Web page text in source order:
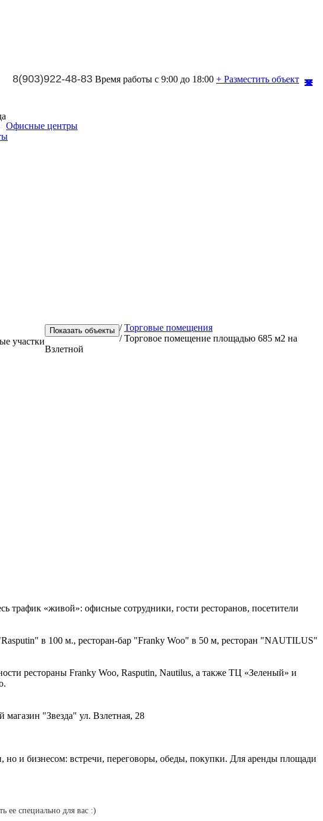
8(903)922-48-83 Время работы с 9:00 до 18:00 + Разместить объект
Офисные центры
участки
/ Торговые помещения
/ Торговое помещение площадью 685 м2 на
Взлетной
«живой»: офисные сотрудники, гости ресторанов, посетители
в 100 м., ресторан-бар "Franky Woo" в 50 м, ресторан "NAUTILUS"
рестораны Franky Woo, Rasputin, Nautilus, а также ТЦ «Зеленый» и
"Звезда" ул. Взлетная, 28
но и бизнесом: встречи, переговоры, обеды, покупки. Для аренды площади
ее специально для вас :)